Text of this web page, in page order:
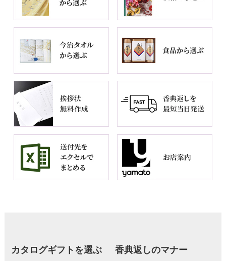
カタログギフトを選ぶ 香典返しのマナー